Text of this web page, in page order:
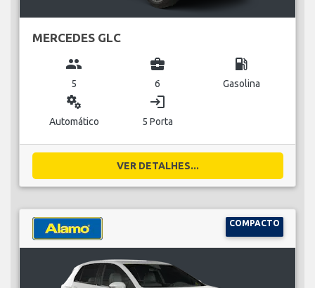
MERCEDES GLC
group
5
business_center
6
local_gas_station
Gasolina
miscellaneous_services
Automático
login
5 Porta
VER DETALHES...
COMPACTO